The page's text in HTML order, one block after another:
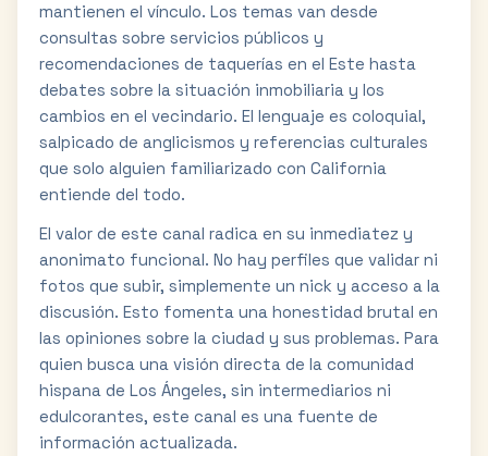
mantienen el vínculo. Los temas van desde
consultas sobre servicios públicos y
recomendaciones de taquerías en el Este hasta
debates sobre la situación inmobiliaria y los
cambios en el vecindario. El lenguaje es coloquial,
salpicado de anglicismos y referencias culturales
que solo alguien familiarizado con California
entiende del todo.
El valor de este canal radica en su inmediatez y
anonimato funcional. No hay perfiles que validar ni
fotos que subir, simplemente un nick y acceso a la
discusión. Esto fomenta una honestidad brutal en
las opiniones sobre la ciudad y sus problemas. Para
quien busca una visión directa de la comunidad
hispana de Los Ángeles, sin intermediarios ni
edulcorantes, este canal es una fuente de
información actualizada.